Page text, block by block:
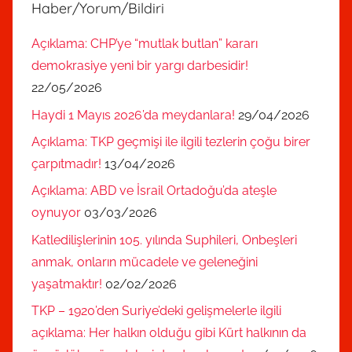
Haber/Yorum/Bildiri
Açıklama: CHP’ye “mutlak butlan” kararı
demokrasiye yeni bir yargı darbesidir!
22/05/2026
Haydi 1 Mayıs 2026’da meydanlara! 29/04/2026
Açıklama: TKP geçmişi ile ilgili tezlerin çoğu birer
çarpıtmadır! 13/04/2026
Açıklama: ABD ve İsrail Ortadoğu’da ateşle
oynuyor 03/03/2026
Katledilişlerinin 105. yılında Suphileri, Onbeşleri
anmak, onların mücadele ve geleneğini
yaşatmaktır! 02/02/2026
TKP – 1920’den Suriye’deki gelişmelerle ilgili
açıklama: Her halkın olduğu gibi Kürt halkının da